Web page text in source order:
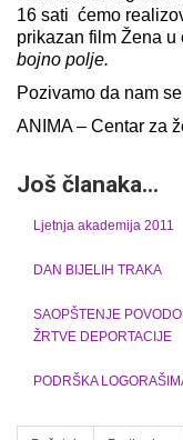
16 sati ćemo
prikazan film Žena
bojno polje.
Pozivamo da nam
ANIMA – Centar za
Još članaka...
Ljetnja akademija 2011
DAN BIJELIH TRAKA
SAOPŠTENJE
ŽRTVE DEPORTACIJE
PODRŠKA